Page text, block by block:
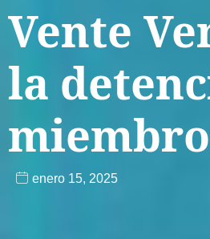
Vente
la
enero 15, 2025